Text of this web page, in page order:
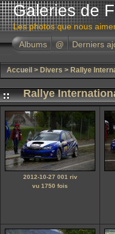
Galeries de
Les photos que nous
Albums
@ Derniers
Accueil > Divers > Rallye
Rallye
2012-10-27 001 riv
vu 1750 fois